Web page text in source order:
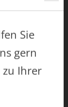
in
Sie
gern
Ihrer